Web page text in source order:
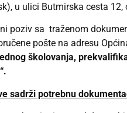
u ulici Butmirska cesta
poziv sa traženom
pošte na adresu
školovanja,
sadrži potrebnu